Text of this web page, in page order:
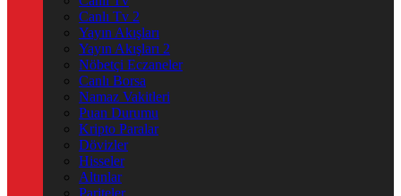
Canlı Tv 2
Yayın Akışları
Yayın Akışları 2
Nöbetçi Eczaneler
Canlı Borsa
Namaz Vakitleri
Puan Durumu
Kripto Paralar
Dövizler
Hisseler
Altınlar
Pariteler